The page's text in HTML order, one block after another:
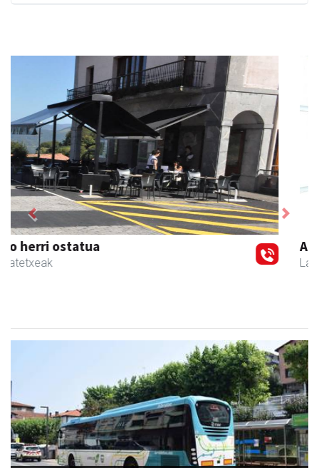
Amonarriz iturgintza S. L.
Larraul - Iturgintza
Previous Next